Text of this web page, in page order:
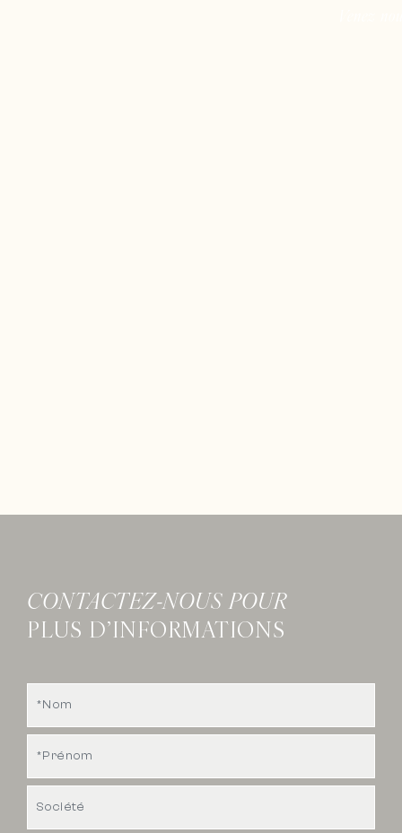
CONTACTEZ-NOUS POUR
PLUS D’INFORMATIONS